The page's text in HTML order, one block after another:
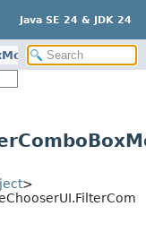
Java SE 24 & JDK 24
>